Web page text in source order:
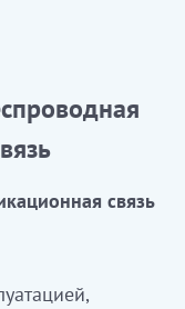
байланыс
связь